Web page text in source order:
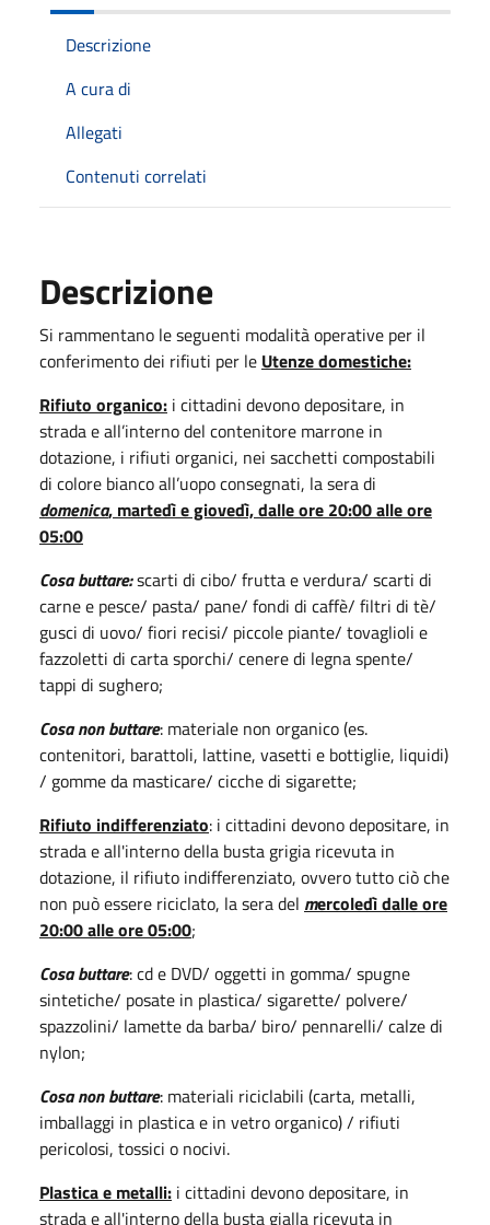
Descrizione
A cura di
Allegati
Contenuti correlati
Descrizione
Si rammentano le seguenti modalità operative per il
conferimento dei rifiuti per le Utenze domestiche:
Rifiuto organico: i cittadini devono depositare, in
strada e all’interno del contenitore marrone in
dotazione, i rifiuti organici, nei sacchetti compostabili
di colore bianco all’uopo consegnati, la sera di
domenica, martedì e giovedì, dalle ore 20:00 alle ore
05:00
Cosa buttare:scarti di cibo/ frutta e verdura/ scarti di
carne e pesce/ pasta/ pane/ fondi di caffè/ filtri di tè/
gusci di uovo/ fiori recisi/ piccole piante/ tovaglioli e
fazzoletti di carta sporchi/ cenere di legna spente/
tappi di sughero;
Cosa non buttare: materiale non organico (es.
contenitori, barattoli, lattine, vasetti e bottiglie, liquidi)
/ gomme da masticare/ cicche di sigarette;
Rifiuto indifferenziato: i cittadini devono depositare, in
strada e all'interno della busta grigia ricevuta in
dotazione, il rifiuto indifferenziato, ovvero tutto ciò che
non può essere riciclato, la sera del mercoledì dalle ore
20:00 alle ore 05:00;
Cosa buttare: cd e DVD/ oggetti in gomma/ spugne
sintetiche/ posate in plastica/ sigarette/ polvere/
spazzolini/ lamette da barba/ biro/ pennarelli/ calze di
nylon;
Cosa non buttare: materiali riciclabili (carta, metalli,
imballaggi in plastica e in vetro organico) / rifiuti
pericolosi, tossici o nocivi.
Plastica e metalli: i cittadini devono depositare, in
strada e all'interno della busta gialla ricevuta in